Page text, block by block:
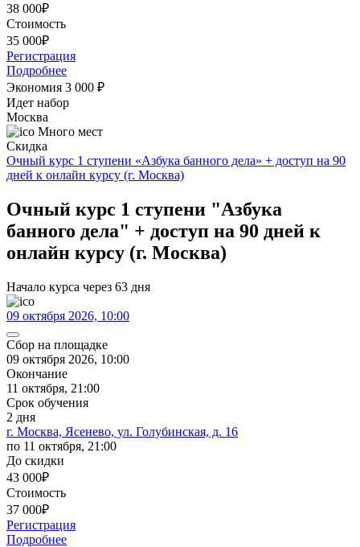
38 000₽
Стоимость
35 000₽
Регистрация
Подробнее
Экономия 3 000 ₽
Идет набор
Москва
Много мест
Скидка
Очный курс 1 ступени «Азбука банного дела» + доступ на 90
дней к онлайн курсу (г. Москва)
Очный курс 1 ступени "Азбука
банного дела" + доступ на 90 дней к
онлайн курсу (г. Москва)
Начало курса через 63 дня
09 октября 2026, 10:00
Сбор на площадке
09 октября 2026, 10:00
Окончание
11 октября, 21:00
Срок обучения
2 дня
г. Москва, Ясенево, ул. Голубинская, д. 16
по 11 октября, 21:00
До скидки
43 000₽
Стоимость
37 000₽
Регистрация
Подробнее